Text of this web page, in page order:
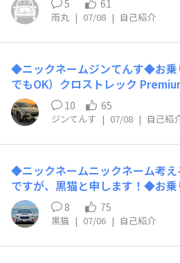
ってます初心者時代はRA2型のプ
よろしくお願いします！
5 61
雨丸 | 07/08 | 自己紹介
◆ニックネームジンてんす◆お乗
でもOK）クロストレック
自己紹介をどうぞ！5/17にスバル
の前はトヨタのコンパクトHVに
の世界は楽しいですね。よろしく
10 65
ジンてんす | 07/08 | 自己紹
◆ニックネームニックネーム考
ですが、黒猫と申します！◆お
でもOK） ！LEVORG VN5 GT-H
介をどうぞ！元々、車の運転が好
ました。最近は頻繁に遠出まで
たら行動ということでちょこち
8 75
黒猫 | 07/06 | 自己紹介